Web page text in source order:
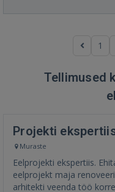
1
Tellimused
Projekti
Muraste
Eelprojekti ekspertiis.
eelprojekt maja
arhitekti veenda töö